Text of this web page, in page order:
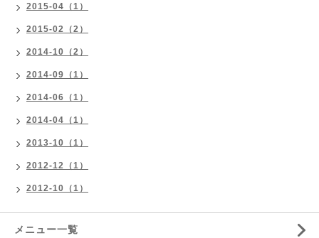
2015-04（1）
2015-02（2）
2014-10（2）
2014-09（1）
2014-06（1）
2014-04（1）
2013-10（1）
2012-12（1）
2012-10（1）
メニュー一覧